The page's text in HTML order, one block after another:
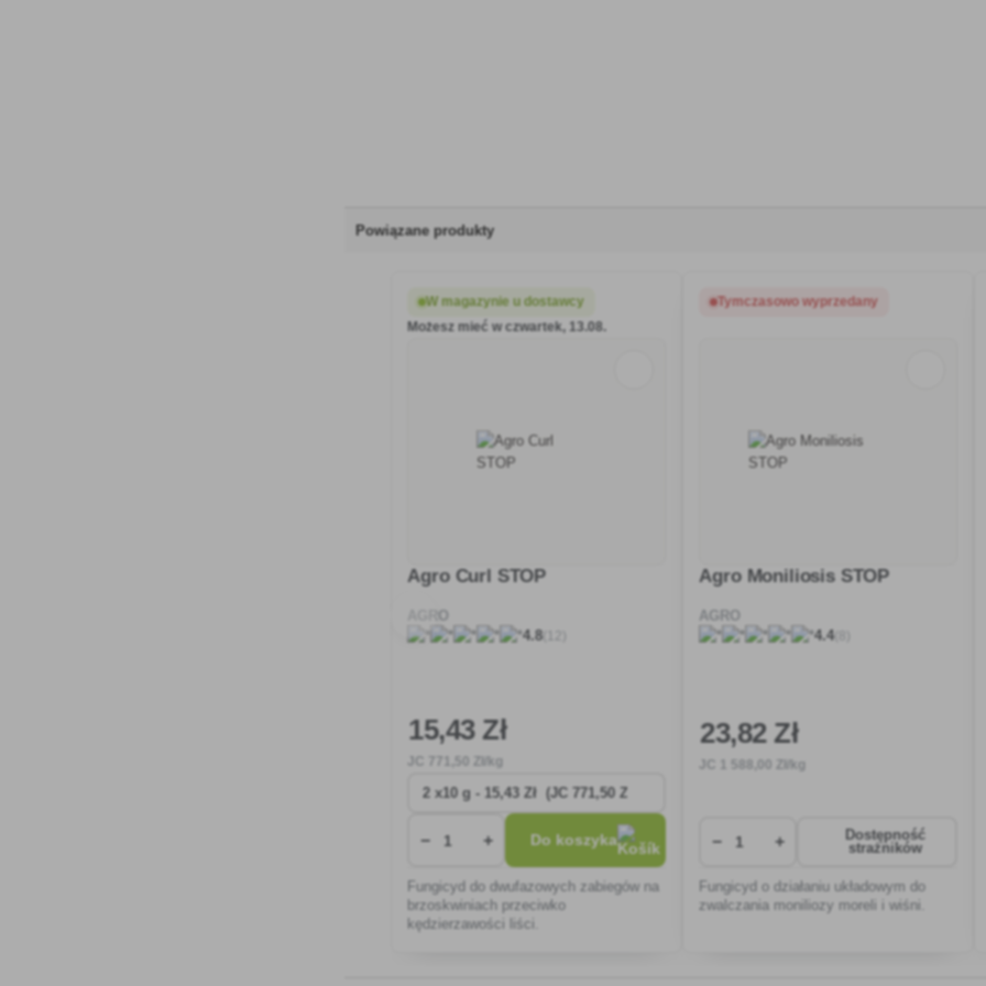
Powiązane produkty
W magazynie u dostawcy
Możesz mieć w czwartek, 13.08.
Agro Curl STOP
4.8(12)
15,43 Zł
771 ,50 Zł/kg
− + Do koszyka
Fungicyd do dwufazowych zabiegów na
brzoskwiniach przeciwko
kędzierzawości liści.
Tymczasowo wyprzedany
Agro Moniliosis STOP
AGRO
4.4(8)
23,82 Zł
,00 Zł/kg
− +
Dostępność
strażników
Fungicyd o działaniu układowym do
zwalczania moniliozy moreli i wiśni.